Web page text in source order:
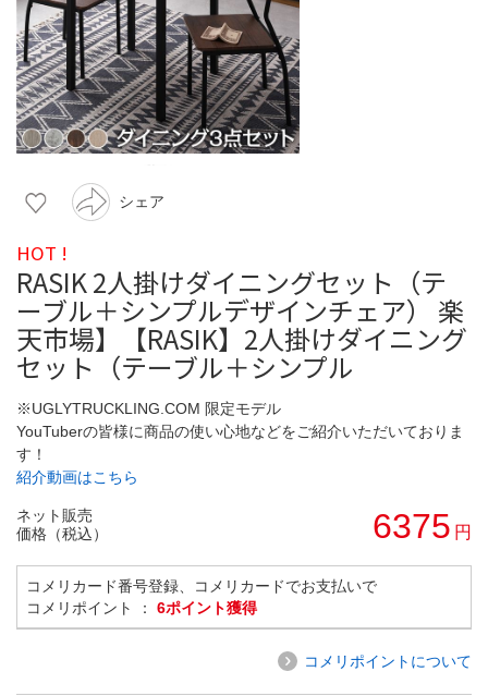
シェア
HOT !
RASIK 2人掛けダイニングセット（テ
ーブル＋シンプルデザインチェア） 楽
天市場】【RASIK】2人掛けダイニング
セット（テーブル＋シンプル
※UGLYTRUCKLING.COM 限定モデル
YouTuberの皆様に商品の使い心地などをご紹介いただいておりま
す！
紹介動画はこちら
ネット販売
価格（税込）
6375 円
コメリカード番号登録、コメリカードでお支払いで
コメリポイント ： 6ポイント獲得
コメリポイントについて